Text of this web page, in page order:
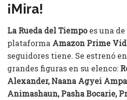
¡Mira!
La Rueda del Tiempoes una de
plataforma Amazon Prime
seguidores tiene. Se estrenó
grandes figuras en su elenco:
Alexander, Naana Agyei
Animashaun, Pasha Bocarie,